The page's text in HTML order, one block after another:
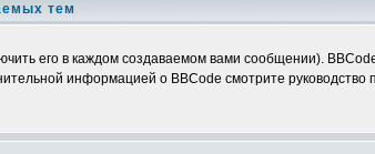
тем
его в каждом создаваемом вами сообщении).
информацией о BBCode смотрите руководство